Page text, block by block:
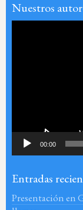
Nuestros
00:00
Entradas
Presentación en